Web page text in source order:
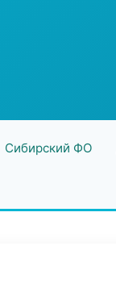
Сибирский ФО